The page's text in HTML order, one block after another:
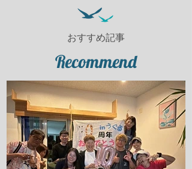
おすすめ記事
Recommend